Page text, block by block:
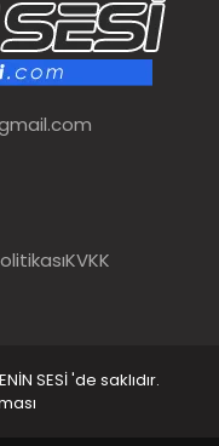
KVKK
SESİ 'de saklıdır.